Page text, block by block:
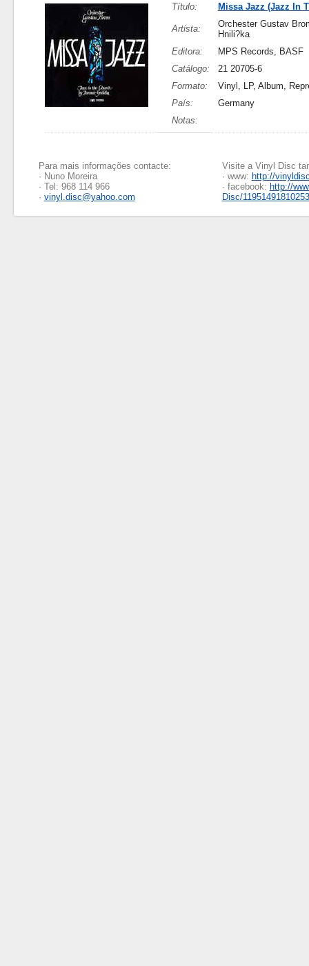
Título: Missa Jazz (Jazz In
Artista:
Orchester Gustav
Hnili?ka
Editora:
MPS Records, BASF
Catálogo:
21 20705-6
Formato:
Vinyl, LP, Album,
País:
Germany
Notas:
Para mais informações contacte:
· Nuno Moreira
· Tel: 968 114 966
· vinyl.disc@yahoo.com
Visite a Vinyl Disc
· www: http://
· facebook: http://
Disc/